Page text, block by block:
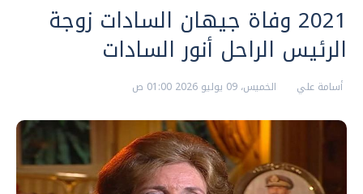
2021 وفاة جيهان السادات زوجة
الرئيس الراحل أنور السادات
أسامة علي الخميس، 09 يوليو 2026 01:00 ص